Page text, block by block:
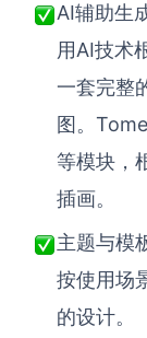
AI辅助生
用AI技术
一套完整
图。
等模块，
插画。
主题与模
按使用场
的设计。